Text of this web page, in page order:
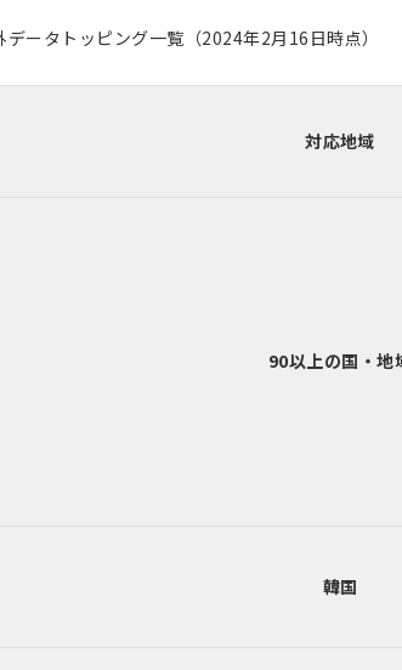
データトッピング一覧（2024年2月16日時点）
対応地域
90以上の国・地
韓国